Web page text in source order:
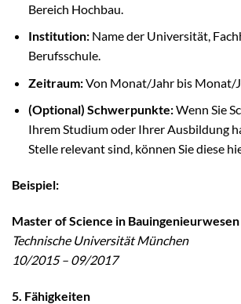
Bereich Hochbau.
Institution:Name der Universität,
Berufsschule.
Zeitraum:Von Monat/Jahr bis Monat/
(Optional) Schwerpunkte:Wenn Sie
Ihrem Studium oder Ihrer Ausbildung
Stelle relevant sind, können Sie diese
Beispiel:
Master of Science in Bauingenieurwesen
Technische Universität München
10/2015 – 09/2017
5. Fähigkeiten